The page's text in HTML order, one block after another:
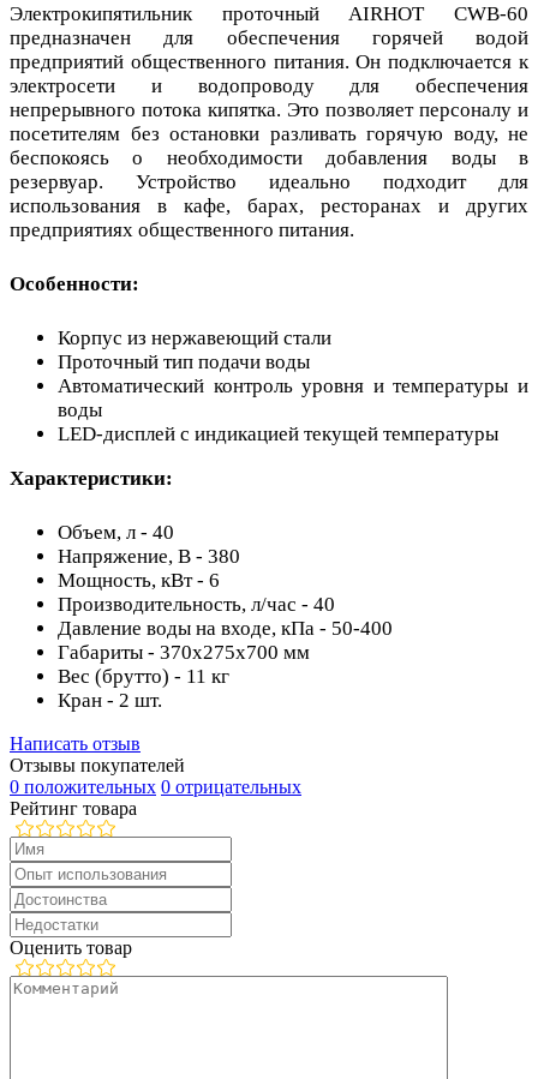
Электрокипятильник проточный AIRHOT CWB-60
предназначен для обеспечения горячей водой
предприятий общественного питания. Он подключается к
электросети и водопроводу для обеспечения
непрерывного потока кипятка. Это позволяет персоналу и
посетителям без остановки разливать горячую воду, не
беспокоясь о необходимости добавления воды в
резервуар. Устройство идеально подходит для
использования в кафе, барах, ресторанах и других
предприятиях общественного питания.
Особенности:
Корпус из нержавеющий стали
Проточный тип подачи воды
Автоматический контроль уровня и температуры и
воды
LED-дисплей с индикацией текущей температуры
Характеристики:
Объем, л - 40
Напряжение, В - 380
Мощность, кВт - 6
Производительность, л/час - 40
Давление воды на входе, кПа - 50-400
Габариты - 370х275х700 мм
Вес (брутто) - 11 кг
Кран - 2 шт.
Написать отзыв
Отзывы покупателей
0 положительных 0 отрицательных
Рейтинг товара
Оценить товар